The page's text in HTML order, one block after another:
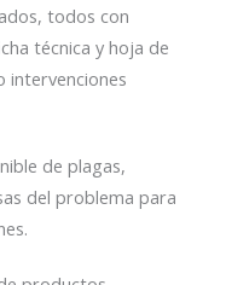
todos con
técnica y hoja de
intervenciones
de plagas,
del problema para